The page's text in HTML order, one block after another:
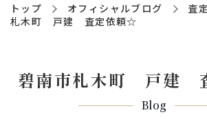
トップ オフィシャルブログ 査
札木町 戸建 査定依頼☆
碧南市札木町 戸建
Blog